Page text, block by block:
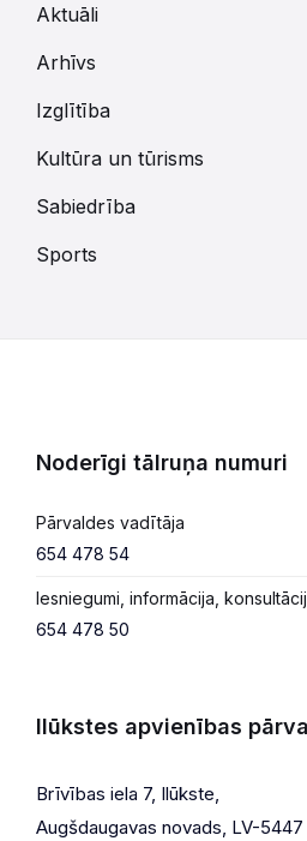
Aktuāli
Arhīvs
Izglītība
Kultūra un tūrisms
Sabiedrība
Sports
Noderīgi tālruņa numuri
Pārvaldes vadītāja
654 478 54
Iesniegumi, informācija,
654 478 50
Ilūkstes apvienības
Brīvības iela 7, Ilūkste,
Augšdaugavas novads, LV-5447